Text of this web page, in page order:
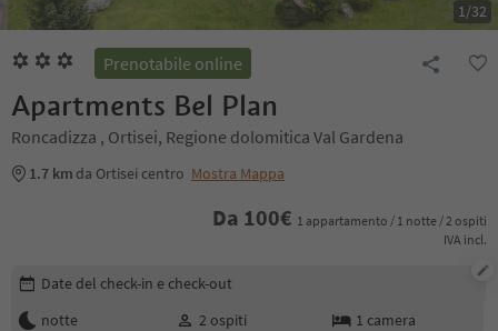
1/32
Prenotabile online
Apartments Bel Plan
Roncadizza , Ortisei, Regione dolomitica Val Gardena
1.7 km da Ortisei centro Mostra Mappa
Da 100€ 1 appartamento / 1 notte / 2 ospiti
IVA incl.
Modifica i dettagli della prenotazione
Date del check-in e check-out
notte
2 ospiti 1 camera